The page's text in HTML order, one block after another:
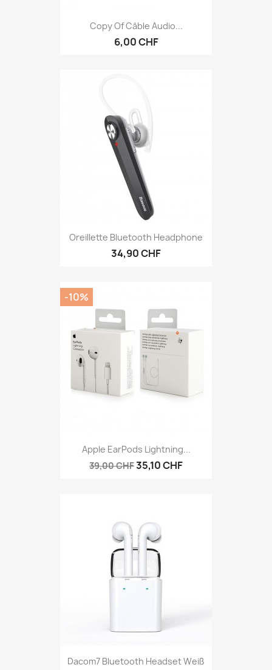
Copy Of Câble Audio...
6,00 CHF
Oreillette Bluetooth Headphone
34,90 CHF
Apple EarPods Lightning...
39,00 CHF35,10 CHF
-10%
Dacom7 Bluetooth Headset Weiß